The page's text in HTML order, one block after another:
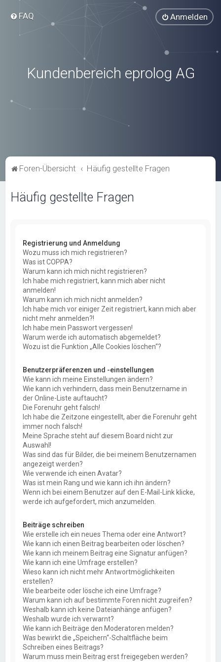
FAQ Anmelden
Kundenbereich eprolog AG
Foren-Übersicht Häufig gestellte Fragen
Häufig gestellte Fragen
Registrierung und Anmeldung
Wozu muss ich mich registrieren?
Was ist COPPA?
Warum kann ich mich nicht registrieren?
Ich habe mich registriert, kann mich aber nicht
anmelden!
Warum kann ich mich nicht anmelden?
Ich habe mich vor einiger Zeit registriert, kann mich aber
nicht mehr anmelden?!
Ich habe mein Passwort vergessen!
Warum werde ich automatisch abgemeldet?
Wozu ist die Funktion „Alle Cookies löschen“?
Benutzerpräferenzen und -einstellungen
Wie kann ich meine Einstellungen ändern?
Wie kann ich verhindern, dass mein Benutzername in
der Online-Liste auftaucht?
Die Forenuhr geht falsch!
Ich habe die Zeitzone eingestellt, aber die Forenuhr geht
immer noch falsch!
Meine Sprache steht auf diesem Board nicht zur
Auswahl!
Was sind das für Bilder, die bei meinem Benutzernamen
angezeigt werden?
Wie verwende ich einen Avatar?
Was ist mein Rang und wie kann ich ihn ändern?
Wenn ich bei einem Benutzer auf den E-Mail-Link klicke,
werde ich aufgefordert, mich anzumelden.
Beiträge schreiben
Wie erstelle ich ein neues Thema oder eine Antwort?
Wie kann ich einen Beitrag bearbeiten oder löschen?
Wie kann ich meinem Beitrag eine Signatur anfügen?
Wie kann ich eine Umfrage erstellen?
Wieso kann ich nicht mehr Antwortmöglichkeiten
erstellen?
Wie bearbeite oder lösche ich eine Umfrage?
Warum kann ich auf bestimmte Foren nicht zugreifen?
Weshalb kann ich keine Dateianhänge anfügen?
Weshalb wurde ich verwarnt?
Wie kann ich Beiträge den Moderatoren melden?
Was bewirkt die „Speichern“-Schaltfläche beim
Schreiben eines Beitrags?
Warum muss mein Beitrag erst freigegeben werden?